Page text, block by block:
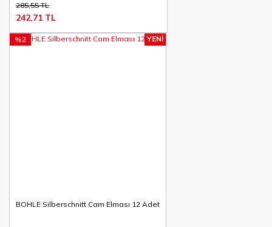
285,55 TL
242,71 TL
YENİ
BOHLE Silberschnitt Cam Elması 12 Adet
%2